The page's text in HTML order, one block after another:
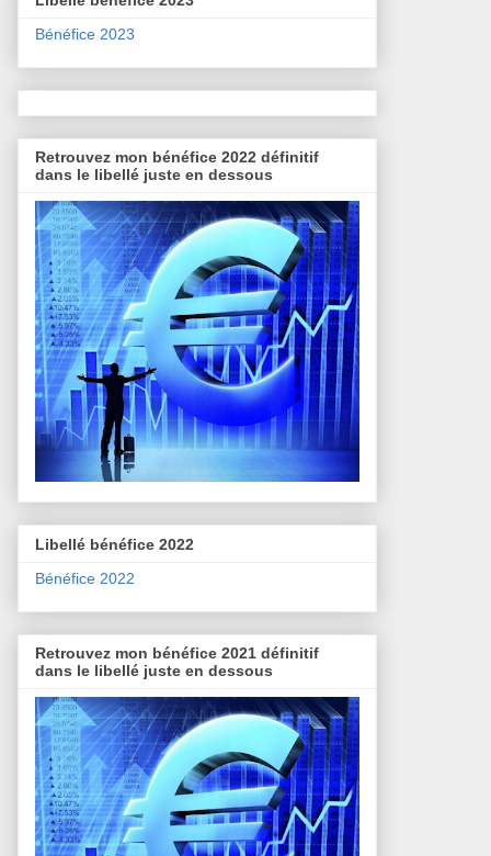
Bénéfice 2023
Retrouvez mon bénéfice 2022 définitif
dans le libellé juste en dessous
Libellé bénéfice 2022
Bénéfice 2022
Retrouvez mon bénéfice 2021 définitif
dans le libellé juste en dessous